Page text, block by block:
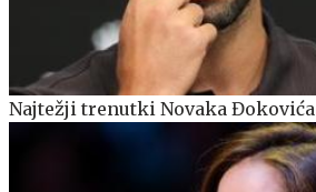
Najtežji trenutki Novaka Đokovića